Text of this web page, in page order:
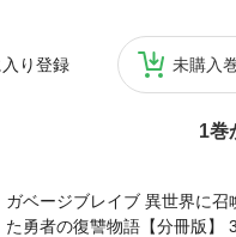
り登録 未購入
1巻
ガベージブレイブ 異世界に召
た勇者の復讐物語【分冊版】